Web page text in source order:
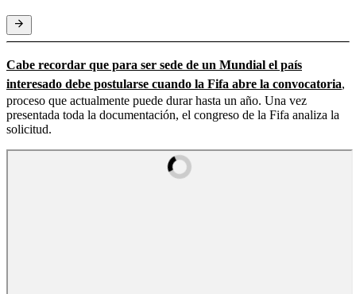
Cabe recordar que para ser sede de un Mundial el país
interesado debe postularse cuando la Fifa abre la convocatoria,
proceso que actualmente puede durar hasta un año. Una vez
presentada toda la documentación, el congreso de la Fifa analiza la
solicitud.